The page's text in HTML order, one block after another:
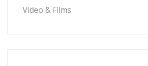
Video & Films